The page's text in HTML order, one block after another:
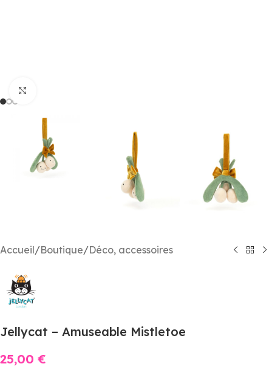
Accueil/Boutique/Déco, accessoires
Jellycat – Amuseable Mistletoe
25,00 €